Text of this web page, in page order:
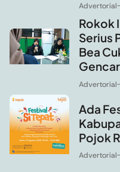
Advertorial-
Rokok
Serius
Bea
Advertorial-
Ada
Pojok
Advertorial-